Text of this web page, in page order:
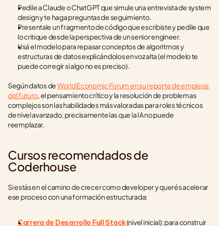
Pedile a Claude o ChatGPT que simule una entrevista de system
design y te haga preguntas de seguimiento.
Presentale un fragmento de código que escribiste y pedile que
lo critique desde la perspectiva de un senior engineer.
Usá el modelo para repasar conceptos de algoritmos y
estructuras de datos explicándolos en voz alta (el modelo te
puede corregir si algo no es preciso).
Según datos de World Economic Forum en su reporte de empleos
del futuro, el pensamiento crítico y la resolución de problemas
complejos son las habilidades más valoradas para roles técnicos
de nivel avanzado, precisamente las que la IA no puede
reemplazar.
Cursos recomendados de
Coderhouse
Si estás en el camino de crecer como developer y querés acelerar
ese proceso con una formación estructurada:
Carrera de Desarrollo Full Stack (nivel inicial): para construir